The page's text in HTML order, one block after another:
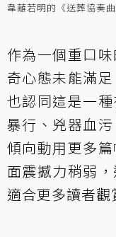
韋蘺若明的《送葬協奏
作為一個重口
奇心態未能滿
也認同這是一
暴行、兇器血
傾向動用更多
面震撼力稍弱
適合更多讀者觀